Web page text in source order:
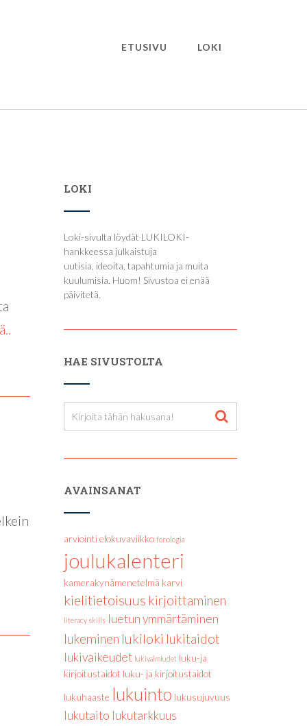
ETUSIVU LOKI
LOKI
Loki-sivulta löydät LUKILOKI-
hankkeessa julkaistuja
uutisia, ideoita, tapahtumia ja muita
kuulumisia. Huom! Sivustoa ei enää
päivitetä.
HAE SIVUSTOLTA
AVAINSANAT
arviointielokuvaviikko fonologia
joulukalenteri
kamerakynämenetelmä karvi
kielitietoisuus kirjoittaminen
literacy skills luetun ymmärtäminen
lukeminen lukiloki lukitaidot
lukivaikeudet lukivalmiudet luku-ja
kirjoitustaidot luku- ja kirjoitustaidot
lukuhaaste lukuinto lukusujuvuus
lukutaito lukutarkkuus